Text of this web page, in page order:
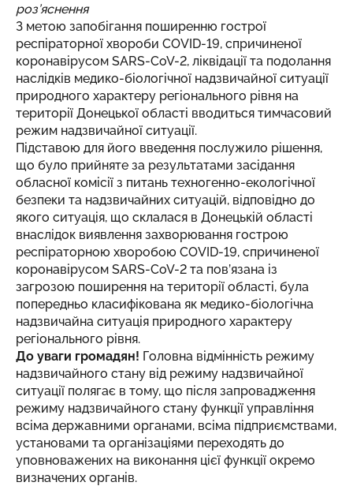
роз’яснення
З метою запобігання поширенню гострої
респіраторної хвороби COVID-19, спричиненої
коронавірусом SARS-CoV-2, ліквідації та подолання
наслідків медико-біологічної надзвичайної ситуації
природного характеру регіонального рівня на
території Донецької області вводиться тимчасовий
режим надзвичайної ситуації.
Підставою для його введення послужило рішення,
що було прийняте за результатами засідання
обласної комісії з питань техногенно-екологічної
безпеки та надзвичайних ситуацій, відповідно до
якого ситуація, що склалася в Донецькій області
внаслідок виявлення захворювання гострою
респіраторною хворобою COVID-19, спричиненої
коронавірусом SARS-CoV-2 та пов’язана із
загрозою поширення на території області, була
попередньо класифікована як медико-біологічна
надзвичайна ситуація природного характеру
регіонального рівня.
До уваги громадян! Головна відмінність режиму
надзвичайного стану від режиму надзвичайної
ситуації полягає в тому, що після запровадження
режиму надзвичайного стану функції управління
всіма державними органами, всіма підприємствами,
установами та організаціями переходять до
уповноважених на виконання цієї функції окремо
визначених органів.